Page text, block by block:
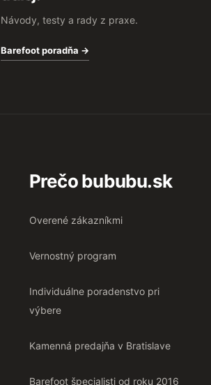
Návody, testy a rady z praxe.
Barefoot poradňa →
Prečo bububu.sk
Overené zákazníkmi
Vernostný program
Individuálne poradenstvo pri
výbere
Kamenná predajňa v Bratislave
Barefoot špecialisti od roku 2016